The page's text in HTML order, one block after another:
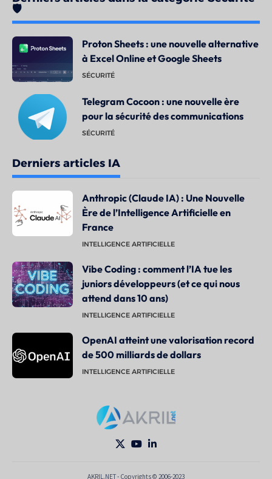
🛡️
Proton Sheets : une nouvelle alternative
à Excel Online et Google Sheets
SÉCURITÉ
Telegram Cocoon : une nouvelle ère
pour la sécurité des communications
SÉCURITÉ
Derniers articles IA
Anthropic (Claude IA) : Une Nouvelle
Ère de l’Intelligence Artificielle en
France
INTELLIGENCE ARTIFICIELLE
Vibe Coding : comment l’IA tue les
juniors développeurs (et ce qui nous
attend dans 10 ans)
INTELLIGENCE ARTIFICIELLE
OpenAI atteint une valorisation record
de 500 milliards de dollars
INTELLIGENCE ARTIFICIELLE
AKRIL.NET - Copyrights © 2006-2023